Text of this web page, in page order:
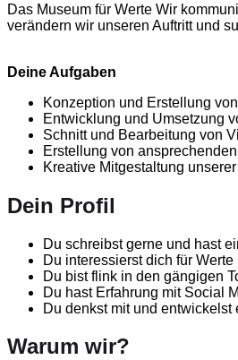
Das Museum für Werte Wir
verändern wir unseren Auftritt und
Deine Aufgaben
Konzeption und Erstellung
Entwicklung und Umsetzung
Schnitt und Bearbeitung von
Erstellung von
Kreative Mitgestaltung
Dein Profil
Du schreibst gerne und hast
Du interessierst dich für
Du bist flink in den gängigen
Du hast Erfahrung mit Social
Du denkst mit und
Warum wir?